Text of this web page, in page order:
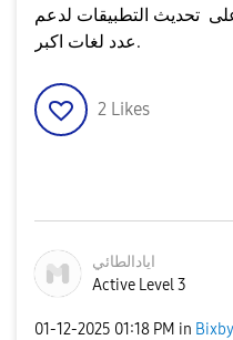
تحديث التطبيقات لدعم
عدد لغات اكبر.
2 Likes
ايادالطائي
Active Level 3
‎01-12-2025 01:18 PM in Bixby